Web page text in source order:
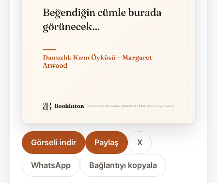
Görseli indir Paylaş X
WhatsApp Bağlantıyı kopyala